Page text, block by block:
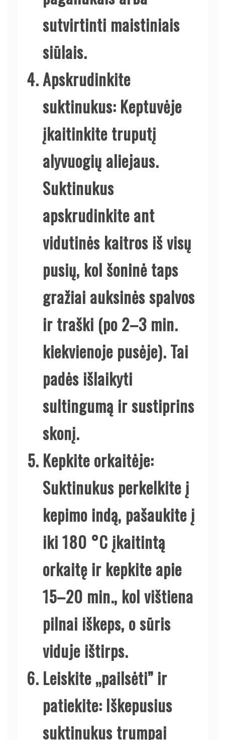
sutvirtinti maistiniais
siūlais.
Apskrudinkite
suktinukus: Keptuvėje
įkaitinkite truputį
alyvuogių aliejaus.
Suktinukus
apskrudinkite ant
vidutinės kaitros iš visų
pusių, kol šoninė taps
gražiai auksinės spalvos
ir traški (po 2–3 min.
kiekvienoje pusėje). Tai
padės išlaikyti
sultingumą ir sustiprins
skonį.
Kepkite orkaitėje:
Suktinukus perkelkite į
kepimo indą, pašaukite į
iki 180 °C įkaitintą
orkaitę ir kepkite apie
15–20 min., kol vištiena
pilnai iškeps, o sūris
viduje ištirps.
Leiskite „pailsėti” ir
patiekite: Iškepusius
suktinukus trumpai